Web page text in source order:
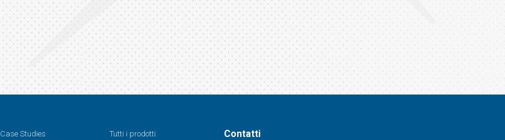
Case Studies
Tutti i prodotti
Contatti